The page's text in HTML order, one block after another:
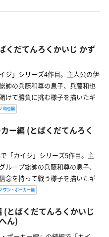
くだてんろくかいじ かず
ジ」シリーズ4作目。主人公の伊
帥の兵藤和尊の息子、兵藤和也
けて勝負に挑む様子を描いたギ
和也編
ー編 (とばくだてんろく
「カイジ」シリーズ5作目。主
ープ総帥の兵藤和尊の息子、
念を持って戦う様子を描いたギ
ワン・ポーカー編
(とばくだてんろくかいじ
ん)